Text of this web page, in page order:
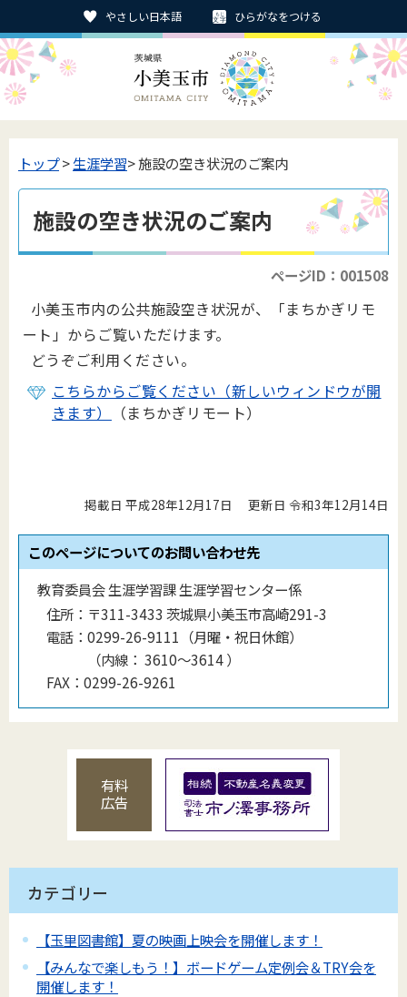
やさしい日本語 ひらがなをつける
トップ>生涯学習> 施設の空き状況のご案内
施設の空き状況のご案内
ページID：001508
小美玉市内の公共施設空き状況が、「まちかぎリモ
ート」からご覧いただけます。
どうぞご利用ください。
こちらからご覧ください（新しいウィンドウが開
きます）
（まちかぎリモート）
掲載日 平成28年12月17日 更新日 令和3年12月14日
このページについてのお問い合わせ先
教育委員会 生涯学習課 生涯学習センター係
住所： 〒311-3433 茨城県小美玉市高崎291-3
電話： 0299-26-9111（月曜・祝日休館）
（内線 ： 3610〜3614）
FAX： 0299-26-9261
有料
広告
カテゴリー
【玉里図書館】夏の映画上映会を開催します！
【みんなで楽しもう！】ボードゲーム定例会＆TRY会を
開催します！